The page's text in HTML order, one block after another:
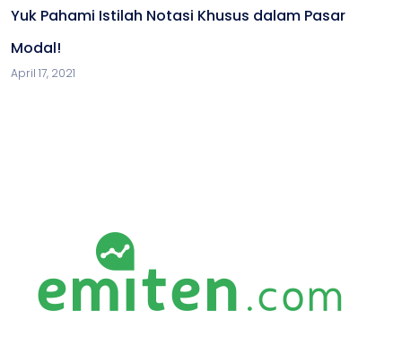
Yuk Pahami Istilah Notasi Khusus dalam Pasar
Modal!
April 17, 2021